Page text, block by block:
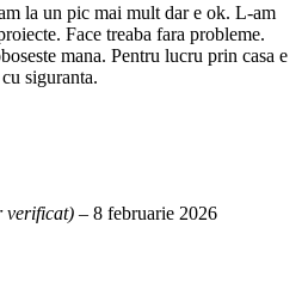
la un pic mai mult dar e ok. L-am
Face treaba fara probleme.
mana. Pentru lucru prin casa e
siguranta.
verificat) – 8 februarie 2026